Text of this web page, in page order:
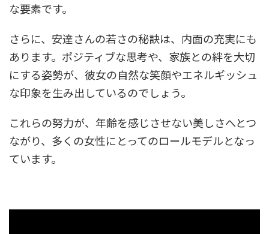
な要素です。
さらに、安達さんの若さの秘訣は、内面の充実にも
あります。ポジティブな思考や、家族との絆を大切
にする姿勢が、彼女の自然な笑顔やエネルギッシュ
な印象を生み出しているのでしょう。
これらの努力が、年齢を感じさせない美しさへとつ
ながり、多くの女性にとってのロールモデルとなっ
ています。